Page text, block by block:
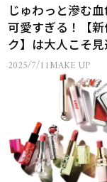
じゅわっと滲む
可愛すぎる！【新
ク】は大人こそ
い
2025/7/11MAKE UP